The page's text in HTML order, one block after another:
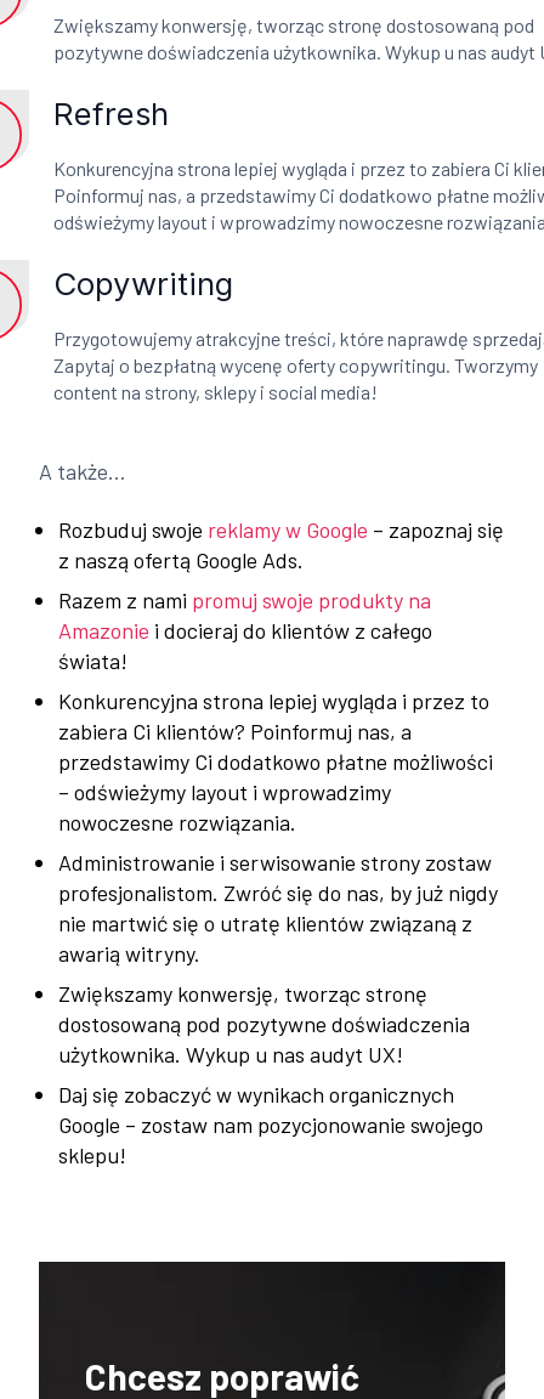
Zwiększamy konwersję, tworząc stronę dostosowaną pod
pozytywne doświadczenia użytkownika. Wykup u nas audyt
Refresh
Konkurencyjna strona lepiej wygląda i przez to zabiera Ci
Poinformuj nas, a przedstawimy Ci dodatkowo płatne
odświeżymy layout i wprowadzimy nowoczesne
Copywriting
Przygotowujemy atrakcyjne treści, które naprawdę
Zapytaj o bezpłatną wycenę oferty copywritingu. Tworzymy
content na strony, sklepy i social media!
A także…
Rozbuduj swoje reklamy w Google – zapoznaj się
z naszą ofertą Google Ads.
Razem z nami promuj swoje produkty na
Amazonie i docieraj do klientów z całego
świata!
Konkurencyjna strona lepiej wygląda i przez to
zabiera Ci klientów? Poinformuj nas, a
przedstawimy Ci dodatkowo płatne możliwości
– odświeżymy layout i wprowadzimy
nowoczesne rozwiązania.
Administrowanie i serwisowanie strony zostaw
profesjonalistom. Zwróć się do nas, by już nigdy
nie martwić się o utratę klientów związaną z
awarią witryny.
Zwiększamy konwersję, tworząc stronę
dostosowaną pod pozytywne doświadczenia
użytkownika. Wykup u nas audyt UX!
Daj się zobaczyć w wynikach organicznych
Google – zostaw nam pozycjonowanie swojego
sklepu!
Chcesz poprawić